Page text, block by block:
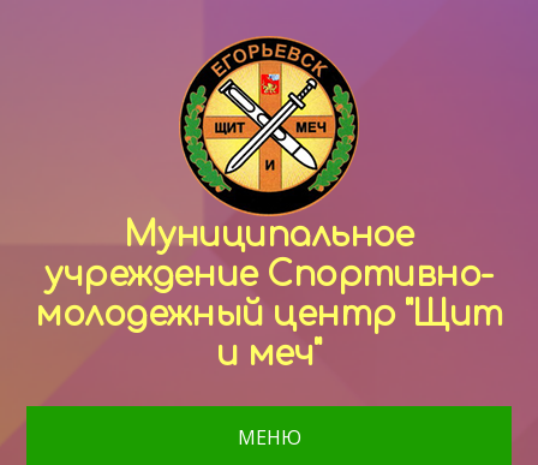
Муниципальное
учреждение Спортивно-
молодежный центр "Щит
и меч"
МЕНЮ